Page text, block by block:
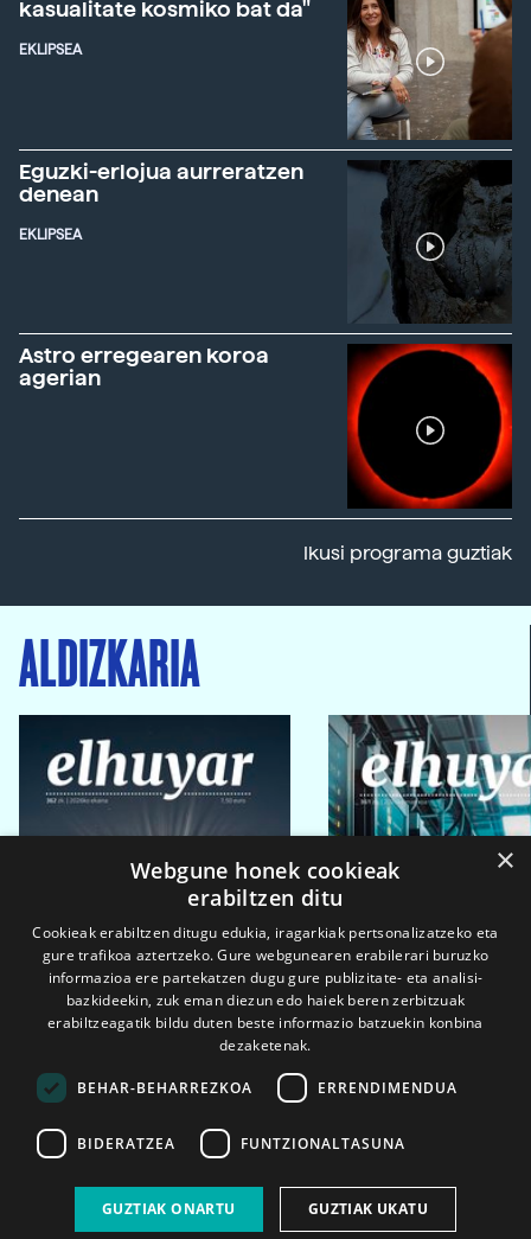
kasualitate kosmiko bat da"
EKLIPSEA
Eguzki-erlojua aurreratzen
denean
EKLIPSEA
Astro erregearen koroa
agerian
Ikusi programa guztiak
ALDIZKARIA
2026ko eka. 1a 2026ko mar. 1a
×
Webgune honek cookieak
erabiltzen ditu
Cookieak erabiltzen ditugu edukia, iragarkiak pertsonalizatzeko eta
gure trafikoa aztertzeko. Gure webgunearen erabilerari buruzko
informazioa ere partekatzen dugu gure publizitate- eta analisi-
bazkideekin, zuk eman diezun edo haiek beren zerbitzuak
erabiltzeagatik bildu duten beste informazio batzuekin konbina
dezaketenak.
BEHAR-BEHARREZKOA ERRENDIMENDUA
BIDERATZEA FUNTZIONALTASUNA
GUZTIAK ONARTU GUZTIAK UKATU